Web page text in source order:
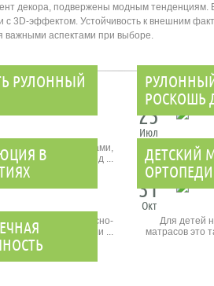
декора, подвержены модным тенденциям.
с 3D-эффектом. Устойчивость к внешним
важными аспектами при выборе.
РУЛОННЫЙ
травы под ногами,
зеленый ковер перед ...
25
Июл
РОСКОШЬ
В условиях
квадратный
В
покрытия из древесно-
(ДПК) завоевали ...
31
Окт
ДЕТСКИЙ
Для детей
матрасов это